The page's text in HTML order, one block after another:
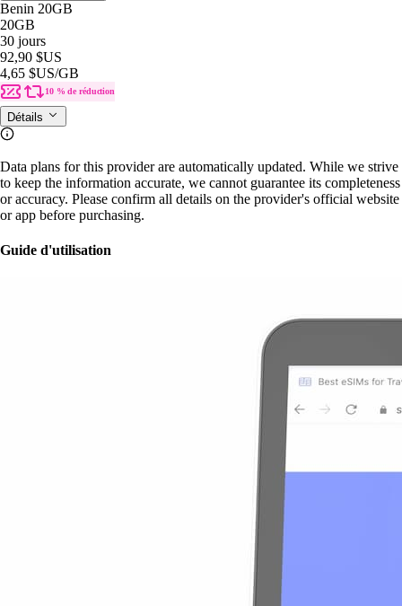
Benin 20GB
20GB
30 jours
92,90 $US
4,65 $US/GB
10 % de réduction
Détails
Data plans for this provider are automatically updated. While we strive
to keep the information accurate, we cannot guarantee its completeness
or accuracy. Please confirm all details on the provider's official website
or app before purchasing.
Guide d'utilisation